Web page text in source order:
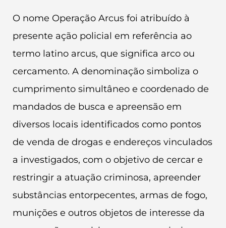
O nome Operação Arcus foi atribuído à
presente ação policial em referência ao
termo latino arcus, que significa arco ou
cercamento. A denominação simboliza o
cumprimento simultâneo e coordenado de
mandados de busca e apreensão em
diversos locais identificados como pontos
de venda de drogas e endereços vinculados
a investigados, com o objetivo de cercar e
restringir a atuação criminosa, apreender
substâncias entorpecentes, armas de fogo,
munições e outros objetos de interesse da